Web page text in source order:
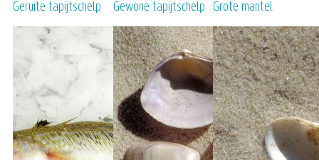
Geruite tapijtschelp Gewone tapijtschelp Grote mantel